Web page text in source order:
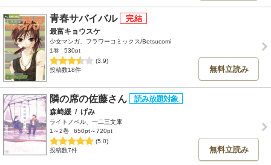
青春サバイバル
最富キョウスケ
少女マンガ、フラワーコミックス/Betsucomi
1巻
530pt
(3.9)
投稿数18件
無料立読み
隣の席の佐藤さん
森崎緩 / げみ
ライトノベル、一二三文庫
1～2巻
650pt～720pt
(5.0)
投稿数7件
無料立読み